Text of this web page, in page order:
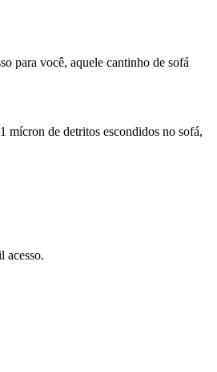
para você, aquele cantinho de sofá
mícron de detritos escondidos no sofá,
acesso.